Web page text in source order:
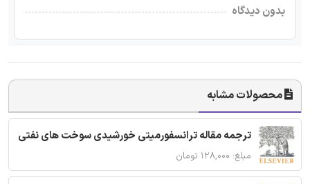
بدون دیدگاه
محصولات مشابه
ترجمه مقاله ترانسفورمیتی خورشیدی سوخت های نفتی
مبلغ: ۱۲۸,۰۰۰ تومان